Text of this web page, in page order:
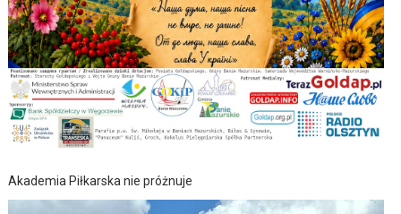
Akademia Piłkarska nie próżnuje